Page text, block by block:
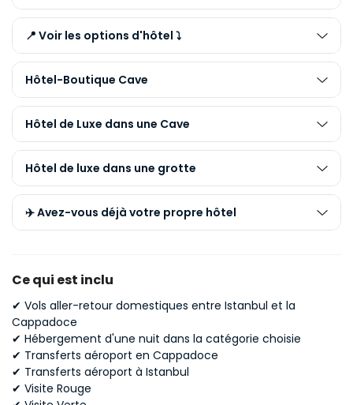
📍 Voir les options d'hôtel ⤵️
Hôtel-Boutique Cave
Hôtel de Luxe dans une Cave
Hôtel de luxe dans une grotte
✈️ Avez-vous déjà votre propre hôtel
Ce qui est inclu
✔ Vols aller-retour domestiques entre Istanbul et la
Cappadoce
✔ Hébergement d'une nuit dans la catégorie choisie
✔ Transferts aéroport en Cappadoce
✔ Transferts aéroport à Istanbul
✔ Visite Rouge